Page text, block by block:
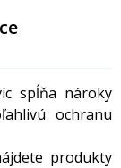
spĺňa nároky
ochranu
produkty